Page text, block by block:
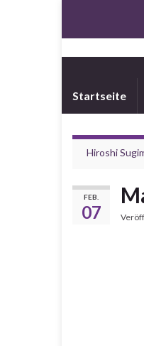
Startseite
Hiroshi
FEB.
07